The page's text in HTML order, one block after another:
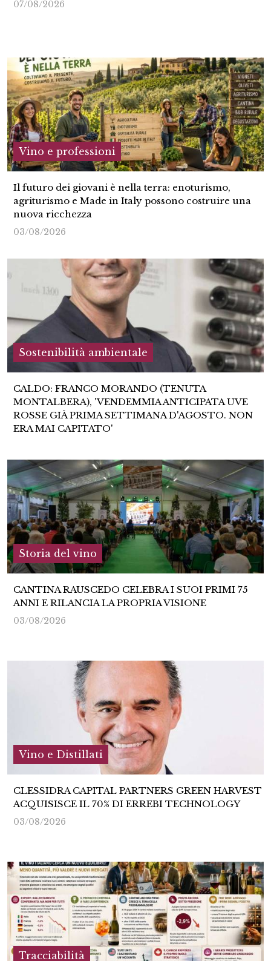
07/08/2026
Vino e professioni
Il futuro dei giovani è nella terra: enoturismo,
agriturismo e Made in Italy possono costruire una
nuova ricchezza
03/08/2026
Sostenibilità ambientale
CALDO: FRANCO MORANDO (TENUTA
MONTALBERA), 'VENDEMMIA ANTICIPATA UVE
ROSSE GIÀ PRIMA SETTIMANA D'AGOSTO. NON
ERA MAI CAPITATO'
Storia del vino
CANTINA RAUSCEDO CELEBRA I SUOI PRIMI 75
ANNI E RILANCIA LA PROPRIA VISIONE
03/08/2026
Vino e Distillati
CLESSIDRA CAPITAL PARTNERS GREEN HARVEST
ACQUISISCE IL 70% DI ERREBI TECHNOLOGY
03/08/2026
Tracciabilità